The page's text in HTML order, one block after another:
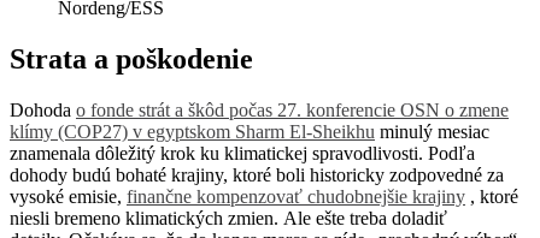
Nordeng/ESS
Strata a poškodenie
Dohoda o fonde strát a škôd počas 27. konferencie OSN o zmene
klímy (COP27) v egyptskom Sharm El-Sheikhu minulý mesiac
znamenala dôležitý krok ku klimatickej spravodlivosti. Podľa
dohody budú bohaté krajiny, ktoré boli historicky zodpovedné za
vysoké emisie, finančne kompenzovať chudobnejšie krajiny , ktoré
niesli bremeno klimatických zmien. Ale ešte treba doladiť